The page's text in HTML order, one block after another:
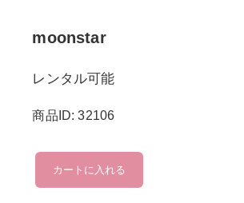
moonstar
レンタル可能
商品ID: 32106
moonstar
個
カートに入れる